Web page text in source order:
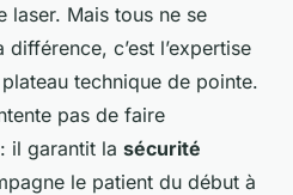
laser. Mais tous ne se
c’est l’expertise
technique de pointe.
pas de faire
il garantit la sécurité
le patient du début à